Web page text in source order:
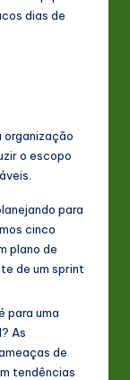
dias de
organização
o escopo
para
cinco
plano de
de um sprint
para uma
As
de
tendências